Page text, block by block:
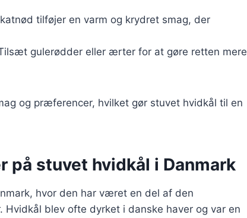
tilføjer en varm og krydret smag, der
gulerødder eller ærter for at gøre retten mere
og præferencer, hvilket gør stuvet hvidkål til en
på stuvet hvidkål i Danmark
hvor den har været en del af den
blev ofte dyrket i danske haver og var en